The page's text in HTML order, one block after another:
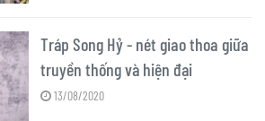
Tráp Song Hỷ - nét giao thoa giữa
truyền thống và hiện đại
13/08/2020